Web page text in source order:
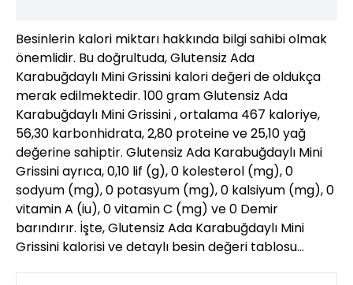
Besinlerin kalori miktarı hakkında bilgi sahibi olmak
önemlidir. Bu doğrultuda, Glutensiz Ada
Karabuğdaylı Mini Grissini kalori değeri de oldukça
merak edilmektedir. 100 gram Glutensiz Ada
Karabuğdaylı Mini Grissini , ortalama 467 kaloriye,
56,30 karbonhidrata, 2,80 proteine ve 25,10 yağ
değerine sahiptir. Glutensiz Ada Karabuğdaylı Mini
Grissini ayrıca, 0,10 lif (g), 0 kolesterol (mg), 0
sodyum (mg), 0 potasyum (mg), 0 kalsiyum (mg), 0
vitamin A (iu), 0 vitamin C (mg) ve 0 Demir
barındırır. İşte, Glutensiz Ada Karabuğdaylı Mini
Grissini kalorisi ve detaylı besin değeri tablosu…